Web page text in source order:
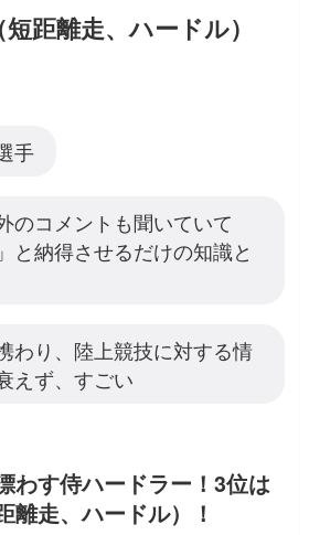
距離走、ハードル）
手
のコメントも聞いていて
と納得させるだけの知識と
わり、陸上競技に対する情
えず、すごい
わす侍ハードラー！3位は
離走、ハードル）！